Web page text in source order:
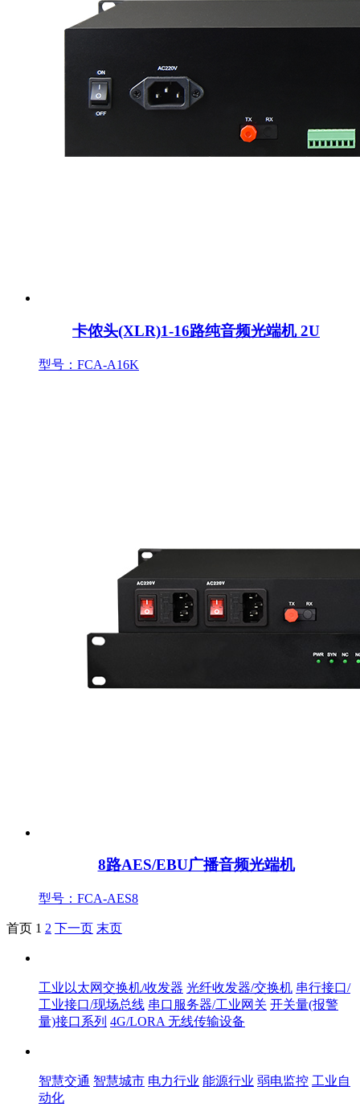
卡侬头(XLR)1-16路纯音频光端机 2U
型号：FCA-A16K
8路AES/EBU广播音频光端机
型号：FCA-AES8
首页 1 2 下一页 末页
工业以太网交换机/收发器 光纤收发器/交换机 串行接口/
工业接口/现场总线 串口服务器/工业网关 开关量(报警
量)接口系列 4G/LORA 无线传输设备
智慧交通 智慧城市 电力行业 能源行业 弱电监控 工业自
动化